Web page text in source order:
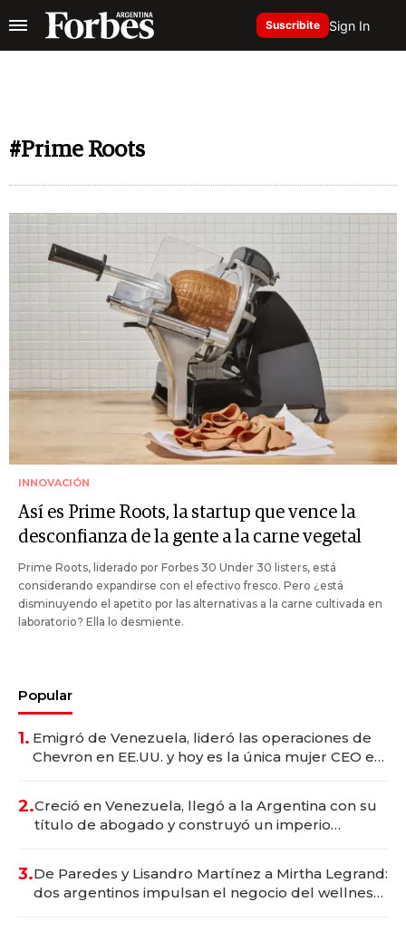
Suscribite Sign In
#Prime Roots
INNOVACIÓN
Así es Prime Roots, la startup que vence la
desconfianza de la gente a la carne vegetal
Prime Roots, liderado por Forbes 30 Under 30 listers, está
considerando expandirse con el efectivo fresco. Pero ¿está
disminuyendo el apetito por las alternativas a la carne cultivada en
laboratorio? Ella lo desmiente.
Popular
1. Emigró de Venezuela, lideró las operaciones de
Chevron en EE.UU. y hoy es la única mujer CEO en
2.Creció en Venezuela, llegó a la Argentina con su
título de abogado y construyó un imperio
3.De Paredes y Lisandro Martínez a Mirtha Legrand:
dos argentinos impulsan el negocio del wellness